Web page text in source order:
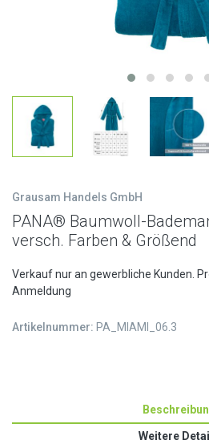
Grausam Handels GmbH
PANA® Baumwoll-
versch. Farben & Größend
Verkauf nur an gewerbliche Kunden.
Anmeldung
Artikelnummer: PA_MIAMI_06.3
Weitere